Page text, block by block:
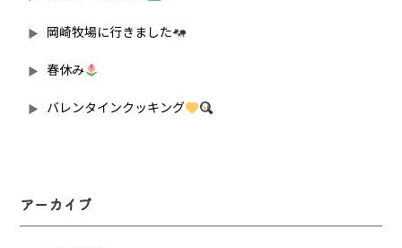
岡崎牧場に行きました
春休み
バレンタインクッキング
アーカイブ